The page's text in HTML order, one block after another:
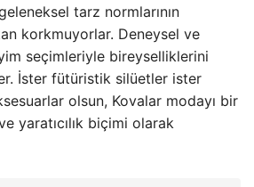
tarz normlarının
korkmuyorlar. Deneysel ve
seçimleriyle bireyselliklerini
İster fütüristik silüetler ister
olsun, Kovalar modayı bir
yaratıcılık biçimi olarak